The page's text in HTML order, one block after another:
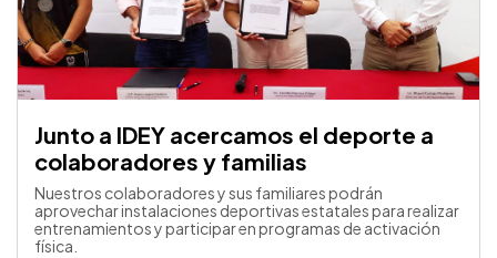
Junto a IDEY acercamos el deporte a
colaboradores y familias
Nuestros colaboradores y sus familiares podrán
aprovechar instalaciones deportivas estatales para realizar
entrenamientos y participar en programas de activación
física.